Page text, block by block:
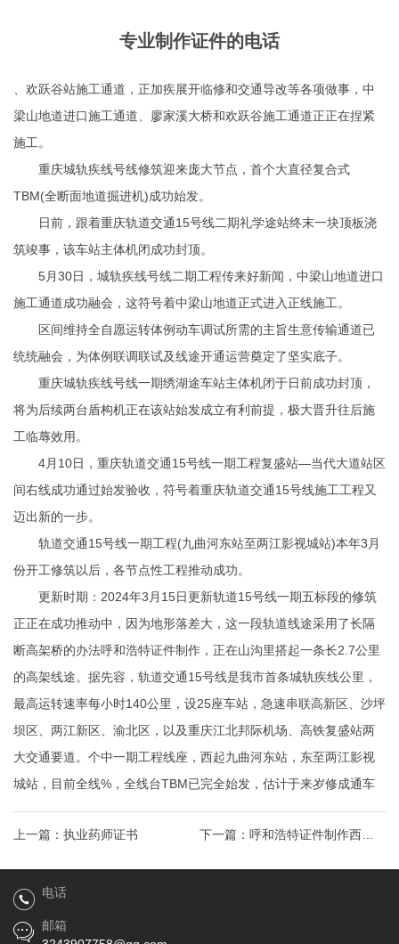
专业制作证件的电话
、欢跃谷站施工通道，正加疾展开临修和交通导改等各项做事，中
梁山地道进口施工通道、廖家溪大桥和欢跃谷施工通道正正在捏紧
施工。
重庆城轨疾线号线修筑迎来庞大节点，首个大直径复合式
TBM(全断面地道掘进机)成功始发。
日前，跟着重庆轨道交通15号线二期礼学途站终末一块顶板浇
筑竣事，该车站主体机闭成功封顶。
5月30日，城轨疾线号线二期工程传来好新闻，中梁山地道进口
施工通道成功融会，这符号着中梁山地道正式进入正线施工。
区间维持全自愿运转体例动车调试所需的主旨生意传输通道已
统统融会，为体例联调联试及线途开通运营奠定了坚实底子。
重庆城轨疾线号线一期绣湖途车站主体机闭于日前成功封顶，
将为后续两台盾构机正在该站始发成立有利前提，极大晋升往后施
工临蓐效用。
4月10日，重庆轨道交通15号线一期工程复盛站—当代大道站区
间右线成功通过始发验收，符号着重庆轨道交通15号线施工工程又
迈出新的一步。
轨道交通15号线一期工程(九曲河东站至两江影视城站)本年3月
份开工修筑以后，各节点性工程推动成功。
更新时期：2024年3月15日更新轨道15号线一期五标段的修筑
正正在成功推动中，因为地形落差大，这一段轨道线途采用了长隔
断高架桥的办法呼和浩特证件制作 ，正在山沟里搭起一条长2.7公里
的高架线途。据先容，轨道交通15号线是我市首条城轨疾线公里，
最高运转速率每小时140公里，设25座车站，急速串联高新区、沙坪
坝区、两江新区、渝北区，以及重庆江北邦际机场、高铁复盛站两
大交通要道。个中一期工程线座，西起九曲河东站，东至两江影视
城站，目前全线%，全线台TBM已完全始发，估计于来岁修成通车
上一篇： 执业药师证书 下一篇： 呼和浩特证件制作西安
陪诊小次序开荒必备效用大揭
电话
邮箱